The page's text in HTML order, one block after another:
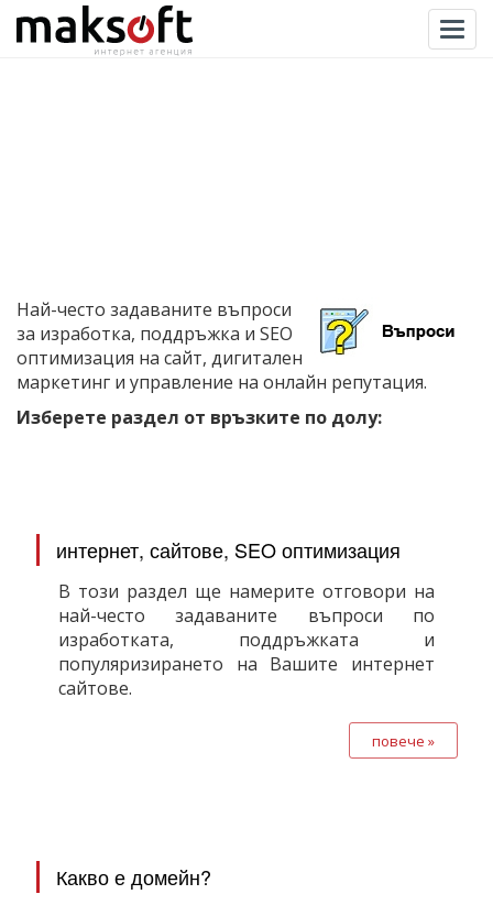
Най-често задаваните въпроси
за изработка, поддръжка и SEO
оптимизация на сайт, дигитален
маркетинг и управление на онлайн репутация.
Изберете раздел от връзките по долу:
интернет, сайтове, SEO оптимизация
В този раздел ще намерите отговори на
най-често задаваните въпроси по
изработката, поддръжката и
популяризирането на Вашите интернет
сайтове.
повече »
Какво е домейн?